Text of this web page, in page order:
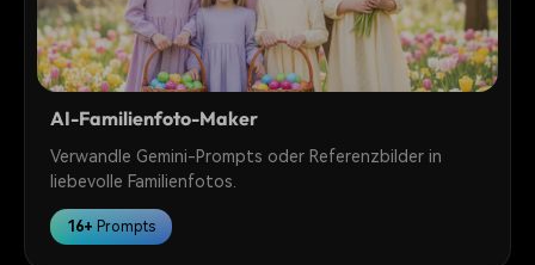
AI-Familienfoto-Maker
Verwandle Gemini-Prompts oder Referenzbilder in
liebevolle Familienfotos.
16+ Prompts